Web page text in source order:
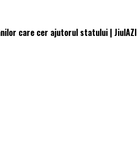
care cer ajutorul statului | JiulAZI